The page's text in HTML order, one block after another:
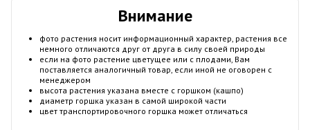
Внимание
фото растения носит информационный характер, растения все
немного отличаются друг от друга в силу своей природы
если на фото растение цветущее или с плодами, Вам
поставляется аналогичный товар, если иной не оговорен с
менеджером
высота растения указана вместе с горшком (кашпо)
диаметр горшка указан в самой широкой части
цвет транспортировочного горшка может отличаться